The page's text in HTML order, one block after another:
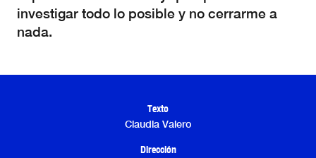
investigar todo lo posible y no cerrarme a
nada.
Texto
Claudia Valero
Dirección